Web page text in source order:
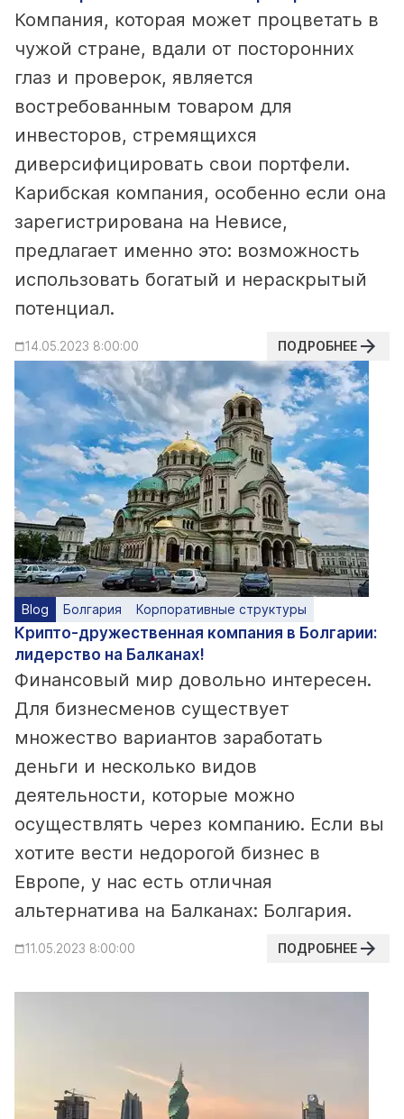
Компания, которая может процветать в
чужой стране, вдали от посторонних
глаз и проверок, является
востребованным товаром для
инвесторов, стремящихся
диверсифицировать свои портфели.
Карибская компания, особенно если она
зарегистрирована на Невисе,
предлагает именно это: возможность
использовать богатый и нераскрытый
потенциал.
14.05.2023 8:00:00 ПОДРОБНЕЕ
Blog Болгария Корпоративные структуры
Крипто-дружественная компания в Болгарии:
лидерство на Балканах!
Финансовый мир довольно интересен.
Для бизнесменов существует
множество вариантов заработать
деньги и несколько видов
деятельности, которые можно
осуществлять через компанию. Если вы
хотите вести недорогой бизнес в
Европе, у нас есть отличная
альтернатива на Балканах: Болгария.
11.05.2023 8:00:00 ПОДРОБНЕЕ